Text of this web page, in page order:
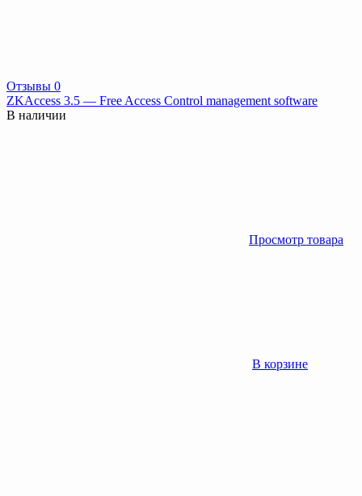
Отзывы 0
ZKAccess 3.5 — Free Access Control management software
В наличии
Просмотр товара
В корзине